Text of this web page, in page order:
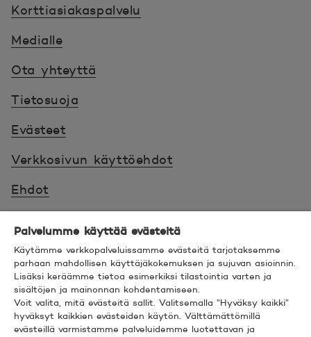
Korttiasiakaspalvelu
Medialle
Ota yhteyttä
Tietosuoja
Evästeet
Verkkosivun käyttöehdot
Ehdot
Saavutettavuus
Hyödyllistä tietää
© 2026 POP Pankki,Hevosenkenkä 3, 02600
ESPOO
Palvelumme käyttää evästeitä
Käytämme verkkopalveluissamme evästeitä tarjotaksemme
parhaan mahdollisen käyttäjäkokemuksen ja sujuvan asioinnin.
Lisäksi keräämme tietoa esimerkiksi tilastointia varten ja
sisältöjen ja mainonnan kohdentamiseen.
Voit valita, mitä evästeitä sallit. Valitsemalla ”Hyväksy kaikki”
hyväksyt kaikkien evästeiden käytön. Välttämättömillä
evästeillä varmistamme palveluidemme luotettavan ja